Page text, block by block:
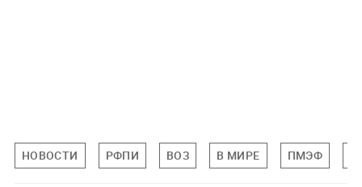
НОВОСТИ РФПИ ВОЗ В МИРЕ ПМЭФ